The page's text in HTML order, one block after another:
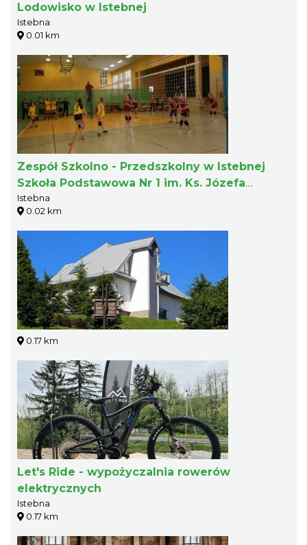
Lodowisko w Istebnej
Istebna
0.01 km
Zespół Szkolno - Przedszkolny w Istebnej
Szkoła Podstawowa Nr 1 im. Ks. Józefa
Londzina
Istebna
0.02 km
0.17 km
Let's Ride - wypożyczalnia rowerów
elektrycznych
Istebna
0.17 km